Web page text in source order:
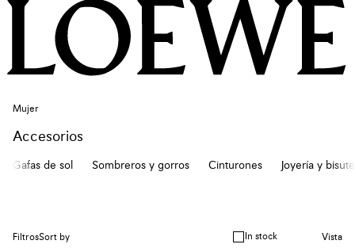
Mujer
Accesorios
Gafas de sol Sombreros y gorros Cinturones Joyería y
FiltrosSort by In stock Vista